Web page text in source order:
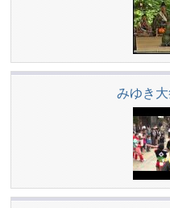
みゆき大